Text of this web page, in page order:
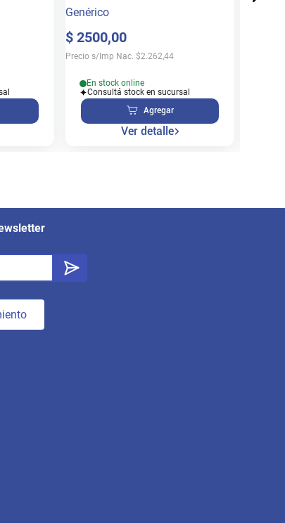
Genérico
$ 2500,00
Precio s/Imp Nac. $2.262,44
En stock online
Consultá stock en sucursal
Agregar
Ver detalle